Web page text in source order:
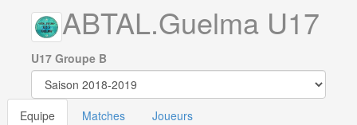
ABTAL.Guelma U17
U17 Groupe B
Equipe Matches Joueurs